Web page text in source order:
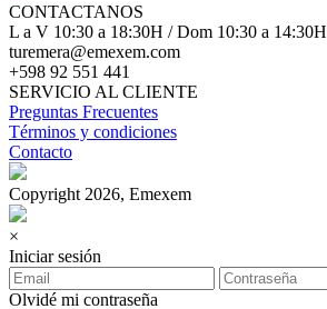
CONTACTANOS
L a V 10:30 a 18:30H / Dom 10:30 a 14:30H
turemera@emexem.com
+598 92 551 441
SERVICIO AL CLIENTE
Preguntas Frecuentes
Términos y condiciones
Contacto
Copyright 2026, Emexem
×
Iniciar sesión
Olvidé mi contraseña